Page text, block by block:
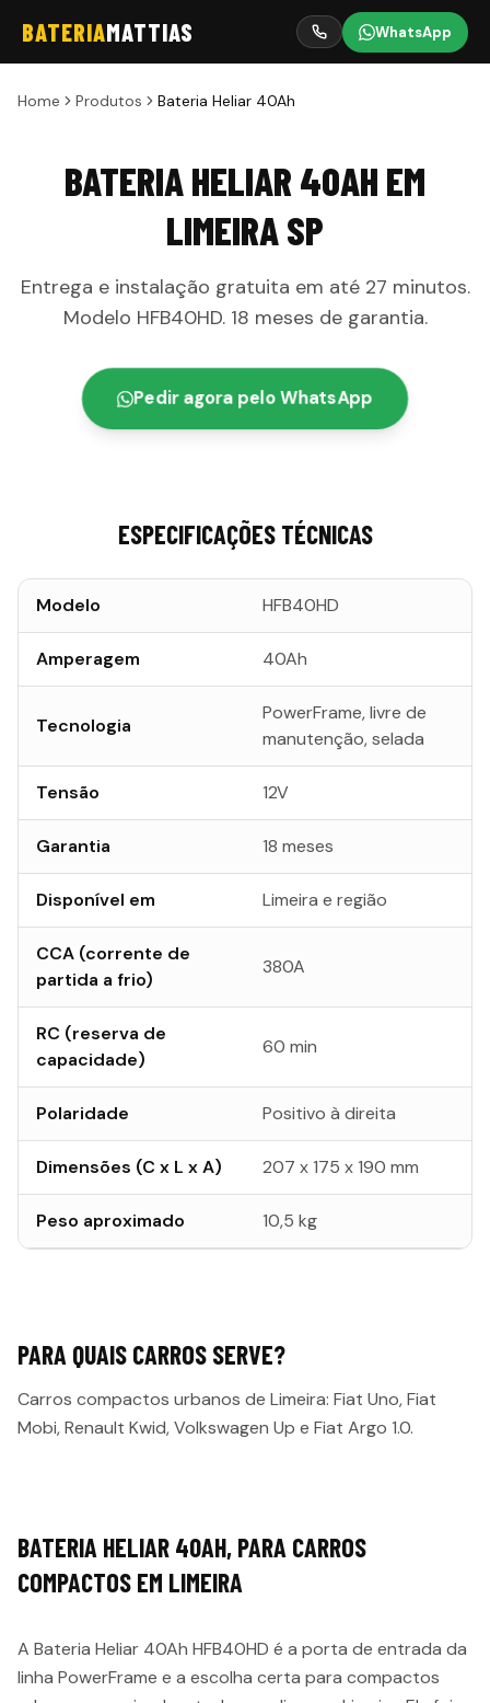
BATERIAMATTIAS WhatsApp
Home Produtos Bateria Heliar 40Ah
BATERIA HELIAR 40AH EM
LIMEIRASP
Entrega e instalação gratuita em até 27 minutos.
Modelo HFB40HD. 18 meses de garantia.
Pedir agora pelo WhatsApp
ESPECIFICAÇÕES TÉCNICAS
Modelo HFB40HD
Amperagem 40Ah
Tecnologia
PowerFrame, livre de
manutenção, selada
Tensão 12V
Garantia 18 meses
Disponível em Limeira e região
CCA (corrente de
partida a frio)
380A
RC (reserva de
capacidade)
60 min
Polaridade Positivo à direita
Dimensões (C x L x A) 207 x 175 x 190 mm
Peso aproximado 10,5 kg
PARA QUAIS CARROS SERVE?
Carros compactos urbanos de Limeira: Fiat Uno, Fiat
Mobi, Renault Kwid, Volkswagen Up e Fiat Argo 1.0.
BATERIA HELIAR 40AH, PARA CARROS
COMPACTOS EM LIMEIRA
A Bateria Heliar 40Ah HFB40HD é a porta de entrada da
linha PowerFrame e a escolha certa para compactos